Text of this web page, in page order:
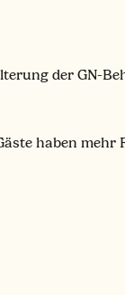
der GN-
haben mehr